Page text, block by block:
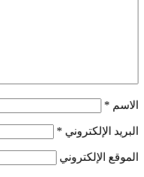
الاسم *
البريد الإلكتروني *
الموقع الإلكتروني